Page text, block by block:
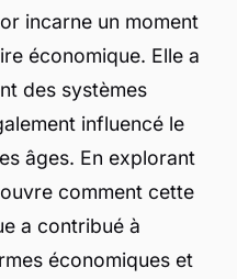
incarne un moment
économique. Elle a
des systèmes
influencé le
âges. En explorant
comment cette
a contribué à
économiques et